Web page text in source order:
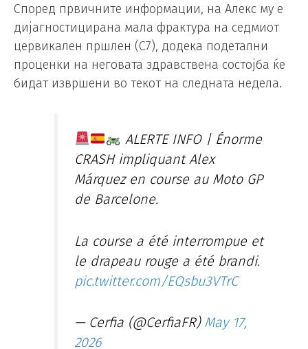
Според првичните информации, на Алекс му е
дијагностицирана мала фрактура на седмиот
цервикален пршлен (C7), додека подетални
проценки на неговата здравствена состојба ќе
бидат извршени во текот на следната недела.
ALERTE INFO | Énorme
CRASH impliquant Alex
Márquez en course au Moto GP
de Barcelone.
La course a été interrompue et
le drapeau rouge a été brandi.
pic.twitter.com/EQsbu3VTrC
— Cerfia (@CerfiaFR) May 17,
2026